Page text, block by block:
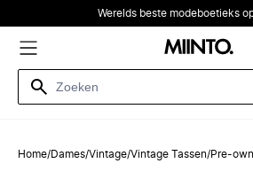
Werelds beste modeboetieks
Home/Dames/Vintage/Vintage Tassen/Pre-